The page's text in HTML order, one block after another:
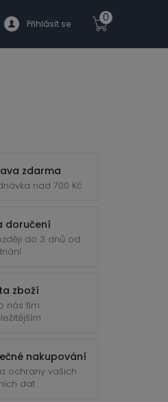
Přihlásit se 0
zdarma
nad 700 Kč
doručení
do 3 dnů od
zboží
nás tím
nakupování
ochrany vašich
dat